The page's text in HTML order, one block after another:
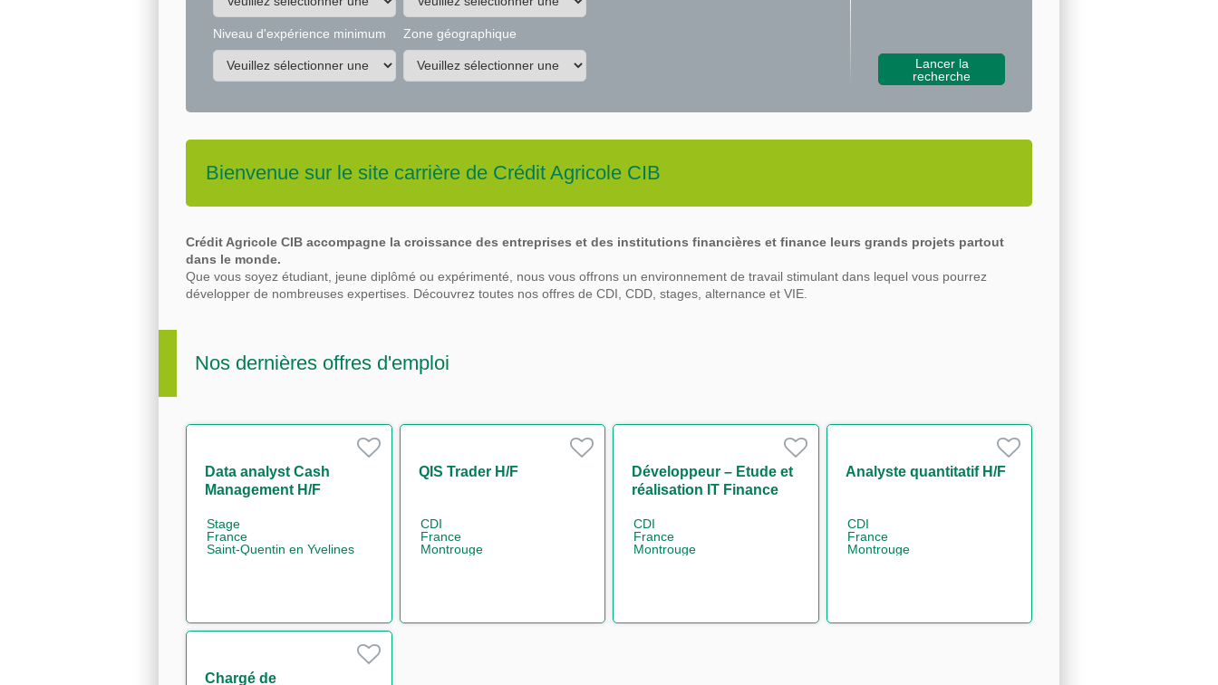
Niveau d'expérience minimum Zone géographique
Bienvenue sur le site carrière de Crédit Agricole CIB
Crédit Agricole CIB accompagne la croissance des entreprises et des institutions financières et finance leurs grands projets partout
dans le monde.
Que vous soyez étudiant, jeune diplômé ou expérimenté, nous vous offrons un environnement de travail stimulant dans lequel vous pourrez
développer de nombreuses expertises. Découvrez toutes nos offres de CDI, CDD, stages, alternance et VIE.
Nos dernières offres d'emploi
Data analyst Cash
Management H/F
Stage
France
Saint-Quentin en Yvelines
QIS Trader H/F
CDI
France
Montrouge
Développeur – Etude et
réalisation IT Finance
CDI
France
Montrouge
Analyste quantitatif H/F
CDI
France
Montrouge
Chargé de